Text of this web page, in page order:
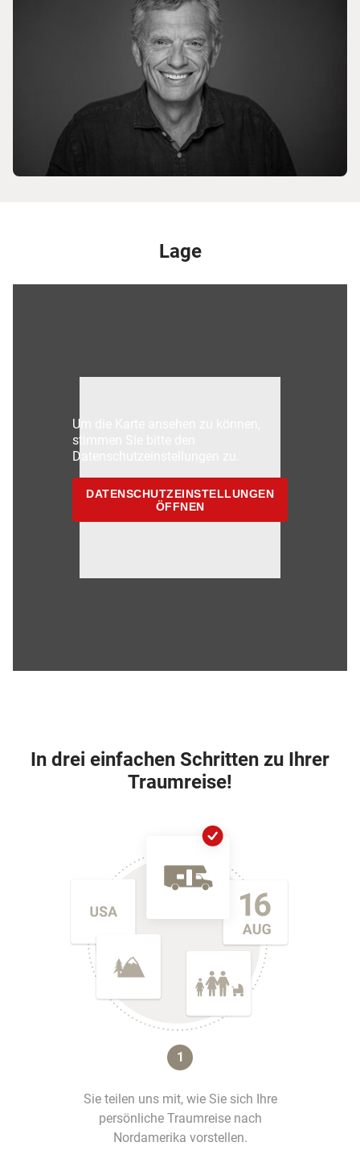
Lage
Um die Karte ansehen zu können,
stimmen Sie bitte den
Datenschutzeinstellungen zu.
DATENSCHUTZEINSTELLUNGEN
ÖFFNEN
In drei einfachen Schritten zu Ihrer
Traumreise!
1
Sie teilen uns mit, wie Sie sich Ihre
persönliche Traumreise nach
Nordamerika vorstellen.